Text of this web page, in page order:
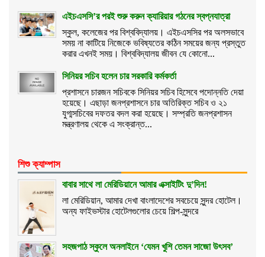
এইচএসসি’র পরই শুরু করুন ক্যারিয়ার গঠনের স্বপ্নযাত্রা
স্কুল, কলেজের পর বিশ্ববিদ্যালয়। এইচএসসির পর অলসভাবে
সময় না কাটিয়ে নিজেকে ভবিষ্যতের কঠিন সময়ের জন্য প্রস্তুত
করার এখনই সময়। বিশ্ববিদ্যালয় জীবন যে কোনো...
সিনিয়র সচিব হলেন চার সরকারি কর্মকর্তা
প্রশাসনে চারজন সচিবকে সিনিয়র সচিব হিসেবে পদোন্নতি দেয়া
হয়েছে। এছাড়া জনপ্রশাসনে চার অতিরিক্ত সচিব ও ২১
যুগ্মসচিবের দফতর বদল করা হয়েছে। সম্প্রতি জনপ্রশাসন
মন্ত্রণালয় থেকে এ সংক্রান্ত...
শিশু ক্যাম্পাস
বাবার সাথে লা মেরিডিয়ানে আমার এক্সাইটিং দু’দিন!
লা মেরিডিয়ান, আমার দেখা বাংলাদেশের সবচেয়ে সুন্দর হোটেল।
অন্য ফাইভস্টার হোটেলগুলোর চেয়ে শিল্প-সুন্দরে
সহজপাঠ স্কুলে অনলাইনে ‘যেমন খুশি তেমন সাজো উৎসব’